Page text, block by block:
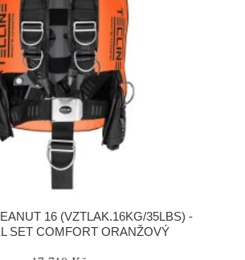
16 (VZTLAK.16KG/35LBS) -
SET COMFORT ORANŽOVÝ